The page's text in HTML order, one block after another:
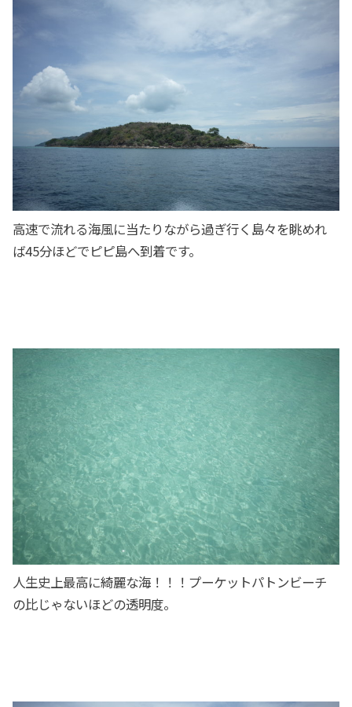
高速で流れる海風に当たりながら過ぎ行く島々を眺めれ
ば45分ほどでピピ島へ到着です。
人生史上最高に綺麗な海！！！プーケットパトンビーチ
の比じゃないほどの透明度。